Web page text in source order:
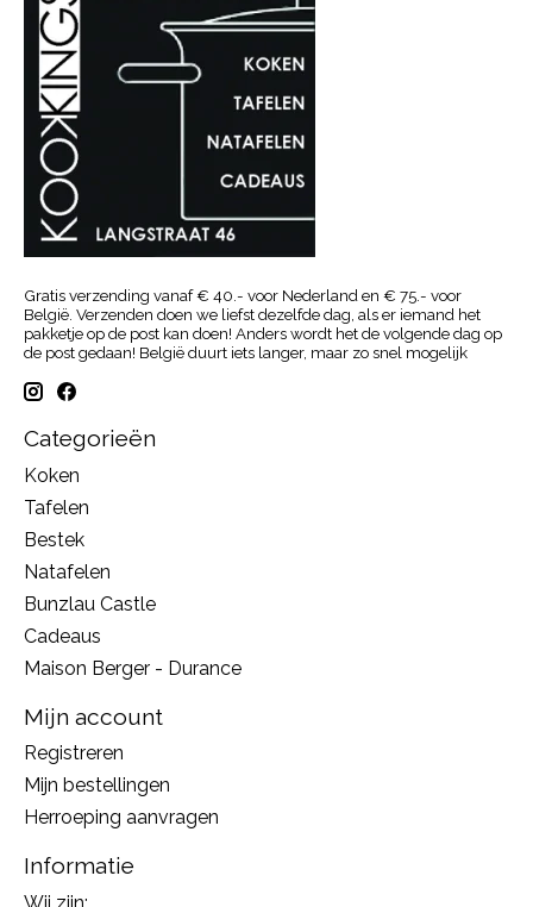
Gratis verzending vanaf € 40.- voor Nederland en € 75.- voor
België. Verzenden doen we liefst dezelfde dag, als er iemand het
pakketje op de post kan doen! Anders wordt het de volgende dag op
de post gedaan! België duurt iets langer, maar zo snel mogelijk
Categorieën
Koken
Tafelen
Bestek
Natafelen
Bunzlau Castle
Cadeaus
Maison Berger - Durance
Mijn account
Registreren
Mijn bestellingen
Herroeping aanvragen
Informatie